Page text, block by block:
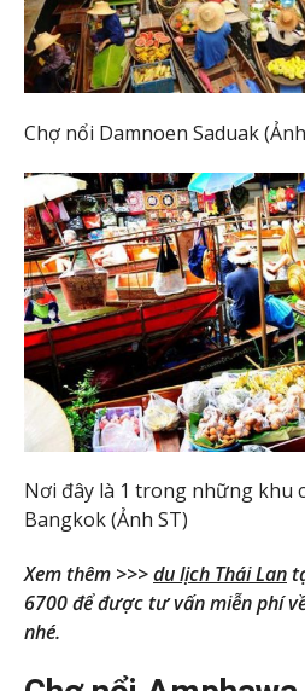
Chợ nổi Damnoen Saduak
Nơi đây là 1 trong những khu
Bangkok (Ảnh ST)
Xem thêm >>>du lịch Thái Lan
6700 để được tư vấn miễn phí
nhé.